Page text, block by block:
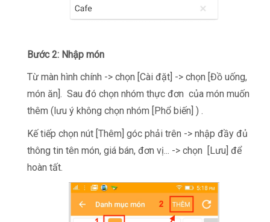
Bước 2: Nhập món
Từ màn hình chính -> chọn [Cài đặt] -> chọn [Đồ uống,
món ăn]. Sau đó chọn nhóm thực đơn của món muốn
thêm (lưu ý không chọn nhóm [Phổ biến] ) .
Kế tiếp chọn nút [Thêm] góc phải trên -> nhập đầy đủ
thông tin tên món, giá bán, đơn vị... -> chọn [Lưu] để
hoàn tất.